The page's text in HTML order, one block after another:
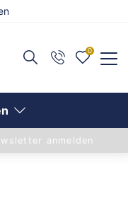
0
anmelden